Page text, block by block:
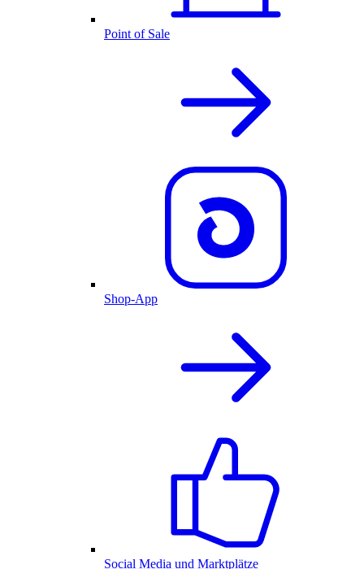
Point of Sale
Shop-App
Social Media und Marktplätze